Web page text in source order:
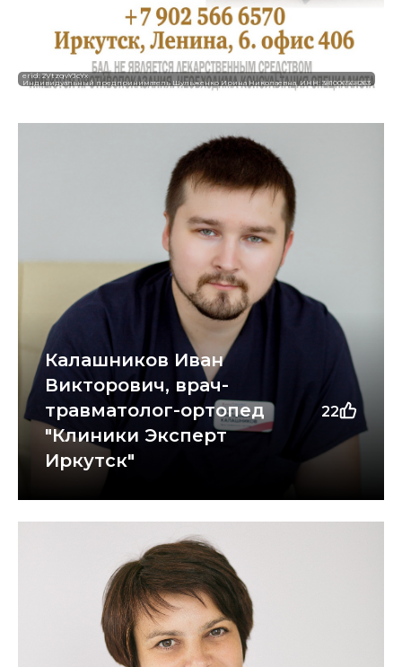
erid: 2VtzqvYJcYx
Индивидуальный предприниматель Шульженко Ирина Николаевна, ИНН: 381006568263
Калашников Иван
Викторович, врач-
травматолог-ортопед
"Клиники Эксперт
Иркутск"
22